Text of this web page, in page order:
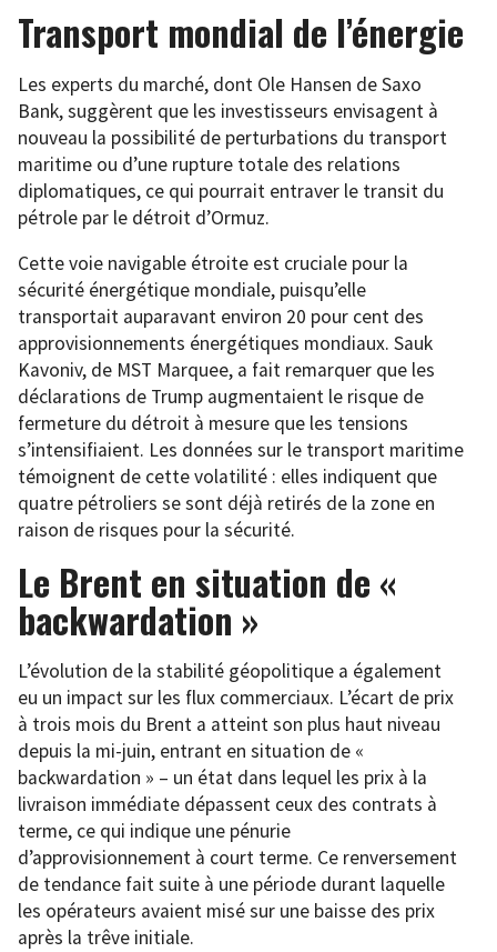
Transport mondial de l’énergie
Les experts du marché, dont Ole Hansen de Saxo
Bank, suggèrent que les investisseurs envisagent à
nouveau la possibilité de perturbations du transport
maritime ou d’une rupture totale des relations
diplomatiques, ce qui pourrait entraver le transit du
pétrole par le détroit d’Ormuz.
Cette voie navigable étroite est cruciale pour la
sécurité énergétique mondiale, puisqu’elle
transportait auparavant environ 20 pour cent des
approvisionnements énergétiques mondiaux. Sauk
Kavoniv, de MST Marquee, a fait remarquer que les
déclarations de Trump augmentaient le risque de
fermeture du détroit à mesure que les tensions
s’intensifiaient. Les données sur le transport maritime
témoignent de cette volatilité : elles indiquent que
quatre pétroliers se sont déjà retirés de la zone en
raison de risques pour la sécurité.
Le Brent en situation de «
backwardation »
L’évolution de la stabilité géopolitique a également
eu un impact sur les flux commerciaux. L’écart de prix
à trois mois du Brent a atteint son plus haut niveau
depuis la mi-juin, entrant en situation de «
backwardation » – un état dans lequel les prix à la
livraison immédiate dépassent ceux des contrats à
terme, ce qui indique une pénurie
d’approvisionnement à court terme. Ce renversement
de tendance fait suite à une période durant laquelle
les opérateurs avaient misé sur une baisse des prix
après la trêve initiale.